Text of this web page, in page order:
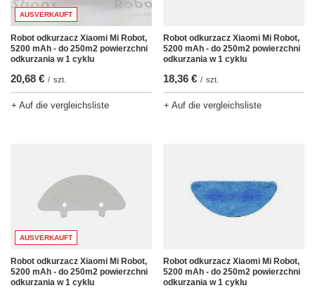
AUSVERKAUFT
Robot odkurzacz Xiaomi Mi Robot,
5200 mAh - do 250m2 powierzchni
odkurzania w 1 cyklu
20,68 € / szt.
+ Auf die vergleichsliste
Robot odkurzacz Xiaomi Mi Robot,
5200 mAh - do 250m2 powierzchni
odkurzania w 1 cyklu
18,36 € / szt.
+ Auf die vergleichsliste
AUSVERKAUFT
Robot odkurzacz Xiaomi Mi Robot,
5200 mAh - do 250m2 powierzchni
odkurzania w 1 cyklu
Robot odkurzacz Xiaomi Mi Robot,
5200 mAh - do 250m2 powierzchni
odkurzania w 1 cyklu